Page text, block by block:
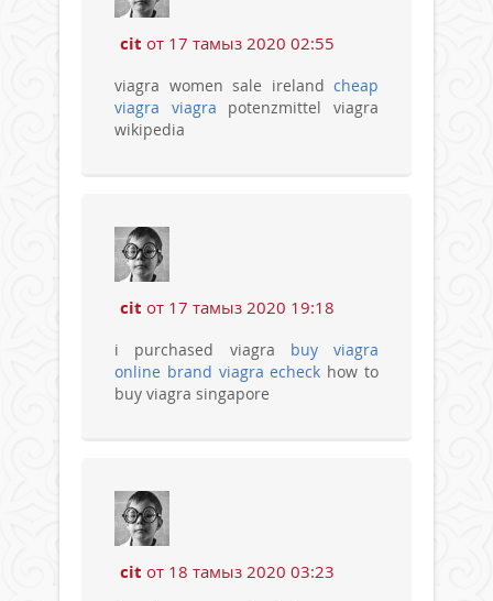
cit от 17 тамыз 2020 02:55
viagra women sale ireland cheap
viagra
viagra potenzmittel viagra
wikipedia
cit от 17 тамыз 2020 19:18
i purchased viagra buy viagra
online brand viagra echeck how to
buy viagra singapore
cit от 18 тамыз 2020 03:23